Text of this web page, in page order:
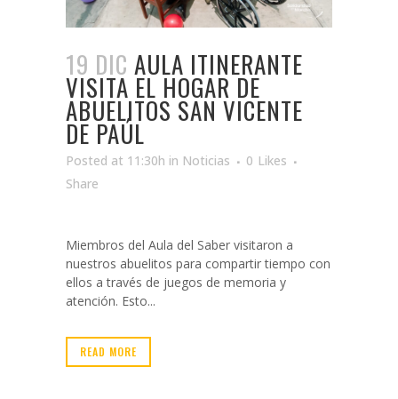
19 DIC AULA ITINERANTE
VISITA EL HOGAR DE
ABUELITOS SAN VICENTE
DE PAÚL
Posted at 11:30h in Noticias 0 Likes
Share
Miembros del Aula del Saber visitaron a
nuestros abuelitos para compartir tiempo con
ellos a través de juegos de memoria y
atención. Esto...
READ MORE